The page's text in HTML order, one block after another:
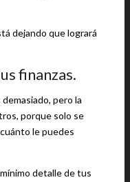
dejando que logrará
finanzas.
pero la
porque solo se
le puedes
detalle de tus